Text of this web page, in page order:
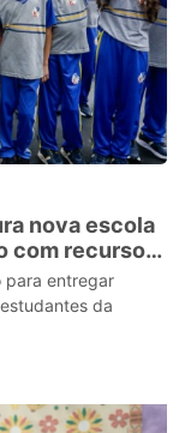
nova escola
com recursos
para entregar
da